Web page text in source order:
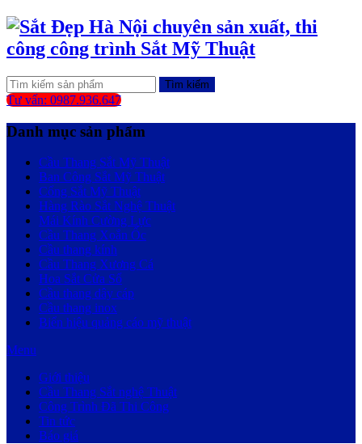
Tìm kiếm
Tư vấn: 0987.936.647
Danh mục sản phẩm
Cầu Thang Sắt Mỹ Thuật
Ban Công Sắt Mỹ Thuật
Cổng Sắt Mỹ Thuật
Hàng Rào Sắt Nghệ Thuật
Mái Kính Cường Lực
Cầu Thang Xoắn Ốc
Cầu thang kính
Cầu Thang Xương Cá
Hoa Sắt Cửa Sổ
Cầu thang dây cáp
Cầu thang inox
Biển hiệu quảng cáo mỹ thuật
Menu
Giới thiệu
Cầu Thang Sắt nghệ Thuật
Công Trình Đã Thi Công
Tin tức
Báo giá